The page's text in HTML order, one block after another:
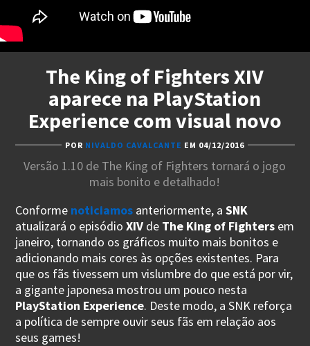
The King of Fighters XIV
aparece na PlayStation
Experience com visual novo
POR NIVALDO CAVALCANTE EM 04/12/2016
Versão 1.10 de The King of Fighters tornará o jogo
mais bonito e detalhado!
Conforme noticiamos anteriormente, aSNK
atualizará o episódioXIV de The King of Fighters em
janeiro, tornando os gráficos muito mais bonitos e
adicionando mais cores às opções existentes. Para
que os fãs tivessem um vislumbre do que está por vir,
a gigante japonesa mostrou um pouco nesta
PlayStation Experience. Deste modo, a SNK reforça
a política de sempre ouvir seus fãs em relação aos
seus games!